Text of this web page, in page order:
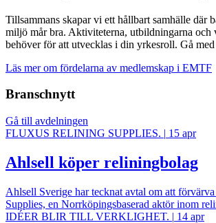
Tillsammans skapar vi ett hållbart samhälle där
miljö mår bra. Aktiviteterna, utbildningarna och
behöver för att utvecklas i din yrkesroll. Gå
Läs mer om fördelarna av medlemskap i EMTF
Branschnytt
Gå till avdelningen
FLUXUS RELINING SUPPLIES. | 15 apr
Ahlsell köper reliningbolag
Ahlsell Sverige har tecknat avtal om att
Supplies, en Norrköpingsbaserad aktör inom
IDÉER BLIR TILL VERKLIGHET. | 14 apr